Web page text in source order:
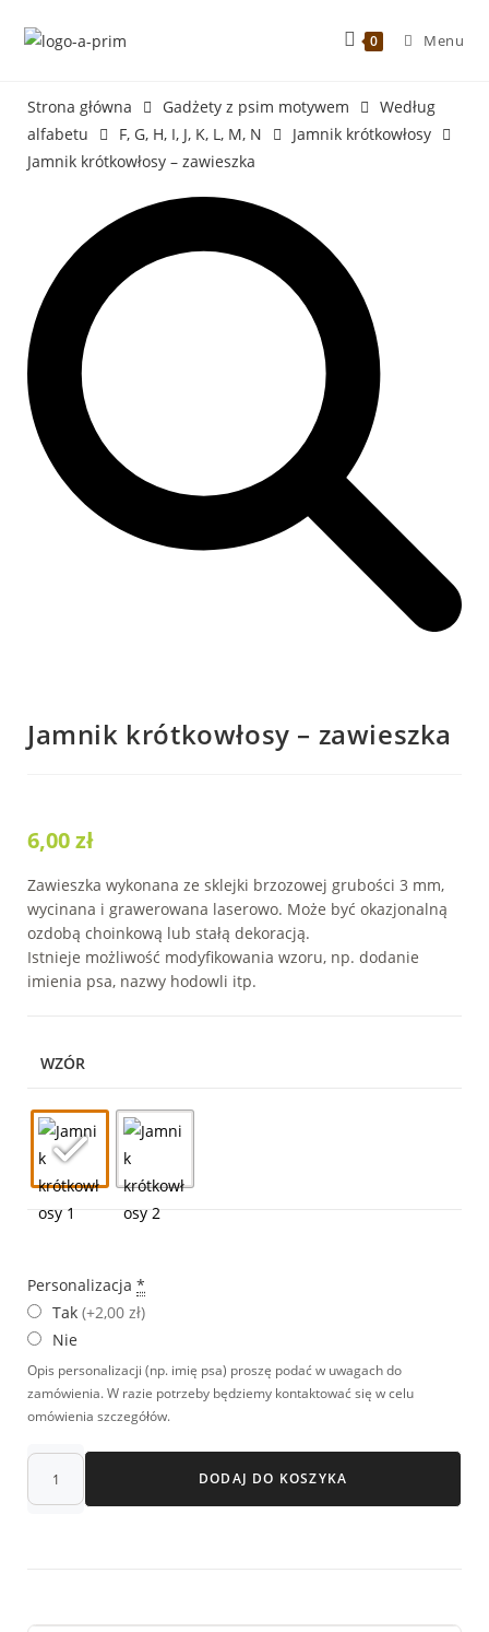
0 Menu
Strona główna Gadżety z psim motywem
Według
alfabetu
F, G, H, I, J, K, L, M, N
Jamnik krótkowłosy
Jamnik krótkowłosy – zawieszka
Jamnik krótkowłosy – zawieszka
6,00zł
Zawieszka wykonana ze sklejki brzozowej grubości 3 mm,
wycinana i grawerowana laserowo. Może być okazjonalną
ozdobą choinkową lub stałą dekoracją.
Istnieje możliwość modyfikowania wzoru, np. dodanie
imienia psa, nazwy hodowli itp.
WZÓR
Personalizacja *
Tak (+2,00 zł)
Nie
Opis personalizacji (np. imię psa) proszę podać w uwagach do
zamówienia. W razie potrzeby będziemy kontaktować się w celu
omówienia szczegółów.
DODAJ DO KOSZYKA